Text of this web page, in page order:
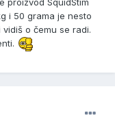
proizvod SquidStim
i 50 grama je nesto
o čemu se radi.